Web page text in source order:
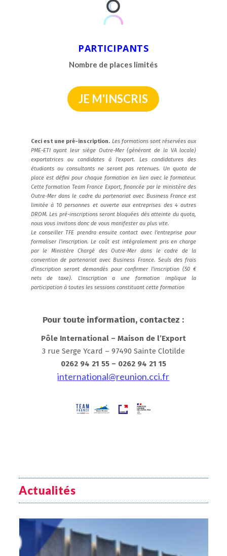
PARTICIPANTS
Nombre de places limités
JE M'INSCRIS
Ceci est une pré-inscription. Les formations sont réservées aux
PME-ETI ayant leur siège Outre-Mer (générant de la VA locale)
exportatrices ou candidates à l’export. Les candidatures des
étudiants ou consultants ne seront pas retenues. Un quota de
place est défini pour chaque formation en lien avec le formateur.
Cette formation Team France Export, financée par le ministère des
Outre-Mer dans le cadre du partenariat avec Business France est
limitée à 10 personnes et ouverte aux entreprises des 4 autres
DROM. Les pré-inscriptions seront bloquées dès atteinte du quota,
nous vous invitons donc de vous manifester au plus vite.
Le conseiller TFE prendra ensuite contact avec l’entreprise pour
formaliser l’inscription.Le coût est intégralement pris en charge
par le Ministère Chargé des Outre-Mer dans le cadre de la
convention de partenariat avec Business France. Seuls des frais
d’inscription seront demandés pour confirmer l’inscription (50 €
nets de taxe). L’inscription a une formation implique la
participation à toutes les sessions constituant cette formation
Pour toute information, contactez :
Pôle International – Maison de l’Export
3 rue Serge Ycard – 97490 Sainte Clotilde
0262 94 21 55 – 0262 94 21 15
international@reunion.cci.fr
Actualités